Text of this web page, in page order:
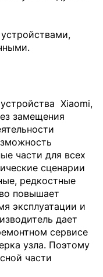
Xiaomi,
замещения
части для всех
сценарии
редкостные
повышает
эксплуатации и
дает
сервисе
узла. Поэтому
части